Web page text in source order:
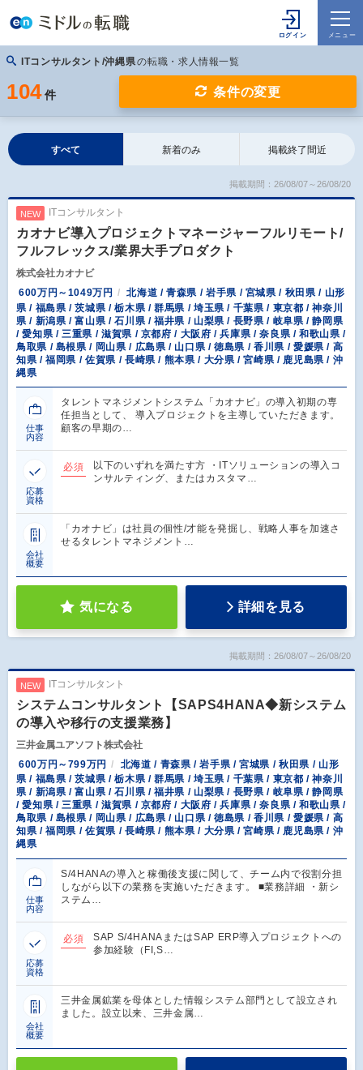
ITコンサルタント/沖縄県の転職・求人情報一覧
104件 条件の変更
すべて 新着のみ 掲載終了間近
掲載期間：26/08/07～26/08/20
NEW ITコンサルタント
カオナビ導入プロジェクトマネージャーフルリモート/
フルフレックス/業界大手プロダクト
株式会社カオナビ
600万円～1049万円
北海道 / 青森県 / 岩手県 / 宮城県 / 秋田県 / 山形
県 / 福島県 / 茨城県 / 栃木県 / 群馬県 / 埼玉県 / 千葉県 / 東京都 / 神奈川
県 / 新潟県 / 富山県 / 石川県 / 福井県 / 山梨県 / 長野県 / 岐阜県 / 静岡県
/ 愛知県 / 三重県 / 滋賀県 / 京都府 / 大阪府 / 兵庫県 / 奈良県 / 和歌山県 /
鳥取県 / 島根県 / 岡山県 / 広島県 / 山口県 / 徳島県 / 香川県 / 愛媛県 / 高
知県 / 福岡県 / 佐賀県 / 長崎県 / 熊本県 / 大分県 / 宮崎県 / 鹿児島県 / 沖
縄県
仕事
内容
タレントマネジメントシステム「カオナビ」の導入初期の専
任担当として、 導入プロジェクトを主導していただきます。
顧客の早期の…
応募
資格
必須
以下のいずれを満たす方 ・ITソリューションの導入コ
ンサルティング、またはカスタマ…
会社
概要
「カオナビ」は社員の個性/才能を発掘し、戦略人事を加速さ
せるタレントマネジメント…
気になる 詳細を見る
掲載期間：26/08/07～26/08/20
NEW ITコンサルタント
システムコンサルタント【SAPS4HANA◆新システム
の導入や移行の支援業務】
三井金属ユアソフト株式会社
600万円～799万円
北海道 / 青森県 / 岩手県 / 宮城県 / 秋田県 / 山形
県 / 福島県 / 茨城県 / 栃木県 / 群馬県 / 埼玉県 / 千葉県 / 東京都 / 神奈川
県 / 新潟県 / 富山県 / 石川県 / 福井県 / 山梨県 / 長野県 / 岐阜県 / 静岡県
/ 愛知県 / 三重県 / 滋賀県 / 京都府 / 大阪府 / 兵庫県 / 奈良県 / 和歌山県 /
鳥取県 / 島根県 / 岡山県 / 広島県 / 山口県 / 徳島県 / 香川県 / 愛媛県 / 高
知県 / 福岡県 / 佐賀県 / 長崎県 / 熊本県 / 大分県 / 宮崎県 / 鹿児島県 / 沖
縄県
仕事
内容
S/4HANAの導入と稼働後支援に関して、チーム内で役割分担
しながら以下の業務を実施いただきます。 ■業務詳細 ・新シ
ステム…
応募
資格
必須
SAP S/4HANAまたはSAP ERP導入プロジェクトへの
参加経験（FI,S…
会社
概要
三井金属鉱業を母体とした情報システム部門として設立され
ました。設立以来、三井金属…